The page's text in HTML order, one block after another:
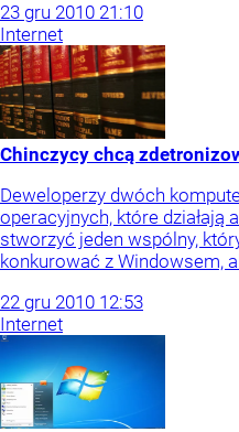
23 gru 2010 21:10
Internet
Chinczycy chcą
Deweloperzy dwóch
operacyjnych, które działają
stworzyć jeden wspólny,
konkurować z Windowsem,
22 gru 2010 12:53
Internet